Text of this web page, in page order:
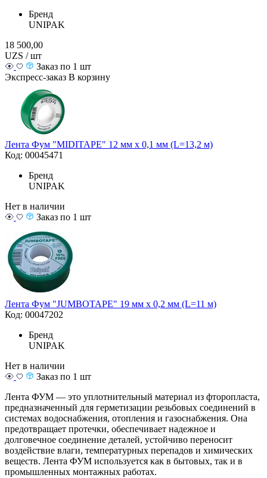
Бренд
UNIPAK
18 500,00
UZS / шт
Заказ по 1 шт
Экспресс-заказ В корзину
Лента Фум "MIDITAPE" 12 мм х 0,1 мм (L=13,2 м)
Код: 00045471
Бренд
UNIPAK
Нет в наличии
Заказ по 1 шт
Лента Фум "JUMBOTAPE" 19 мм х 0,2 мм (L=11 м)
Код: 00047202
Бренд
UNIPAK
Нет в наличии
Заказ по 1 шт
Лента ФУМ — это уплотнительный материал из фторопласта,
предназначенный для герметизации резьбовых соединений в
системах водоснабжения, отопления и газоснабжения. Она
предотвращает протечки, обеспечивает надежное и
долговечное соединение деталей, устойчиво переносит
воздействие влаги, температурных перепадов и химических
веществ. Лента ФУМ используется как в бытовых, так и в
промышленных монтажных работах.